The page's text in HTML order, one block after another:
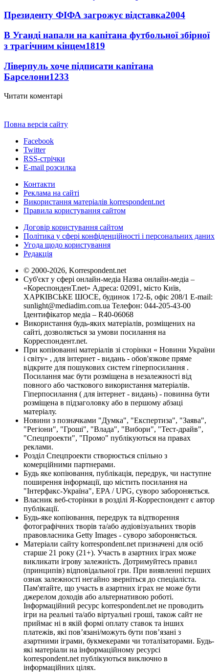
Президенту ФІФА загрожує відставка2004
В Уганді напали на капітана футбольної збірної
з трагічним кінцем1819
Ліверпуль хоче підписати капітана
Барселони1233
Читати коментарі
Повна версія сайту
Facebook
Twitter
RSS-стрічки
E-mail розсилка
Контакти
Реклама на сайті
Використання матеріалів korrespondent.net
Правила користування сайтом
Договір користування сайтом
Політика у сфері конфіденційності і персональних даних
Угода щодо користування
Редакція
© 2000-2026, Korrespondent.net
Суб'єкт у сфері онлайн-медіа Назва онлайн-медіа –
«КореспонденТ.net» Адреса: 02091, місто Київ,
ХАРКІВСЬКЕ ШОСЕ, будинок 172-Б, офіс 208/1 E-mail:
sunlight@mediadim.com.ua Телефон: 044-205-43-00
Ідентифікатор медіа – R40-06068
Використання будь-яких матеріалів, розміщених на
сайті, дозволяється за умови посилання на
Корреспондент.net.
При копіюванні матеріалів зі сторінки « Новини України
і світу» , для інтернет - видань - обов'язкове пряме
відкрите для пошукових систем гіперпосилання .
Посилання має бути розміщена в незалежності від
повного або часткового використання матеріалів.
Гіперпосилання ( для інтернет - видань) - повинна бути
розміщена в підзаголовку або в першому абзаці
матеріалу.
Новини з позначками "Думка", "Експертиза", "Заява",
"Регіони", "Гроші", "Влада", "Вибори", "Тест-драйв",
"Спецпроекти", "Промо" публікуються на правах
реклами.
Розділ Спецпроекти створюється спільно з
комерційними партнерами.
Будь яке копіювання, публікація, передрук, чи наступне
поширення інформації, що містить посилання на
"Інтерфакс-Україна", EPA / UPG, суворо забороняється.
Власник веб-сторінки в розділі Я-Корреспондент є автор
публікації.
Будь-яке копіювання, передрук та відтворення
фотографічних творів та/або аудіовізуальних творів
правовласника Getty Images - суворо забороняється.
Матеріали сайту korrespondent.net призначені для осіб
старше 21 року (21+). Участь в азартних іграх може
викликати ігрову залежність. Дотримуйтесь правил
(принципів) відповідальної гри. При виявленні перших
ознак залежності негайно зверніться до спеціаліста.
Пам'ятайте, що участь в азартних іграх не може бути
джерелом доходів або альтернативою роботі.
Інформаційний ресурс korrespondent.net не проводить
ігри на реальні та/або віртуальні гроші, також сайт не
приймає ні в якій формі оплату ставок та інших
платежів, які пов’язані/можуть бути пов’язані з
азартними іграми, букмекерами чи тоталізаторами. Будь-
які матеріали на інформаційному ресурсі
korrespondent.net публікуються виключно в
інформаційних цілях.